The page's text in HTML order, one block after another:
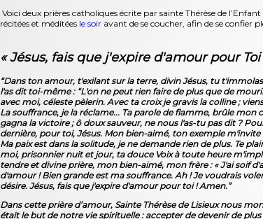
Voici deux prières catholiques écrite par sainte Thérèse de
récitées et méditées le soir avant de se coucher, afin de se confier
« Jésus, fais que j'expire d'amour pour
“Dans ton amour, t'exilant sur la terre, divin Jésus, tu
l'as dit toi-même : “L'on ne peut rien faire de plus que de
avec moi, céleste pèlerin. Avec ta croix je gravis la colline ;
La souffrance, je la réclame... Ta parole de flamme, brûle
gagna la victoire ; ô doux sauveur, ne nous l'as-tu pas dit ?
dernière, pour toi, Jésus. Mon bien-aimé, ton exemple
Ma paix est dans la solitude, je ne demande rien de plus. Te
moi, prisonnier nuit et jour, ta douce Voix à toute heure
tendre et divine prière, mon bien-aimé, mon frère : « J'ai soif
d'amour ! Bien grande est ma souffrance. Ah ! Je voudrais
désire. Jésus, fais que j'expire d'amour pour toi ! Amen.”
Dans cette prière d’amour, Sainte Thérèse de Lisieux nous
était le but de notre vie spirituelle : accepter de devenir de